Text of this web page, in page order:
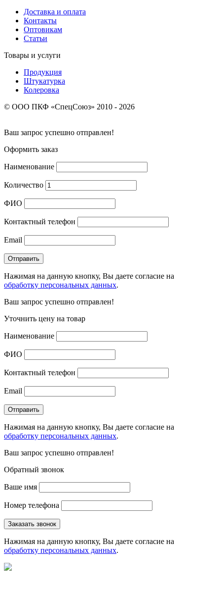
Доставка и оплата
Контакты
Оптовикам
Статьи
Товары и услуги
Продукция
Штукатурка
Колеровка
© ООО ПКФ «СпецСоюз» 2010 - 2026
Ваш запрос успешно отправлен!
Оформить заказ
Наименование
Количество
ФИО
Контактный телефон
Email
Нажимая на данную кнопку, Вы даете согласие на
обработку персональных данных.
Ваш запрос успешно отправлен!
Уточнить цену на товар
Наименование
ФИО
Контактный телефон
Email
Нажимая на данную кнопку, Вы даете согласие на
обработку персональных данных.
Ваш запрос успешно отправлен!
Обратный звонок
Ваше имя
Номер телефона
Нажимая на данную кнопку, Вы даете согласие на
обработку персональных данных.